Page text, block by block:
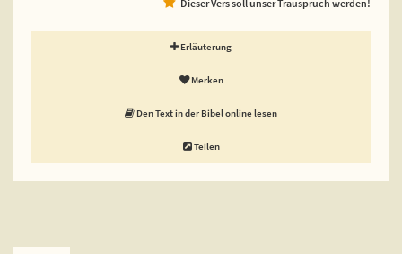
Erläuterung
Merken
Den Text in der Bibel online lesen
Teilen